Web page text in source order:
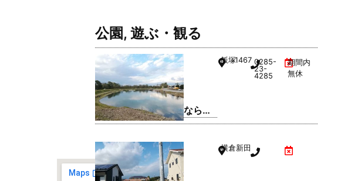
公園, 遊ぶ・観る
なら山
沼漁場
飯塚1467 0285-
23-
4285
期間内
無休
横倉新田